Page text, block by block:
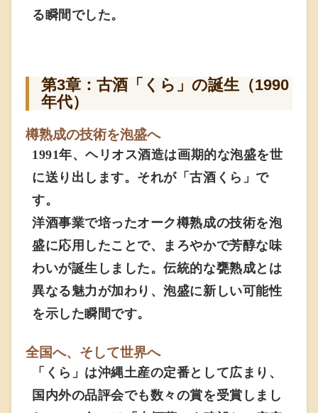
る瞬間でした。
第3章：古酒「くら」の誕生（1990
年代）
樽熟成の技術を泡盛へ
1991年、ヘリオス酒造は画期的な泡盛を世
に送り出します。それが「古酒くら」で
す。
洋酒事業で培ったオーク樽熟成の技術を泡
盛に応用したことで、まろやかで芳醇な味
わいが誕生しました。伝統的な甕熟成とは
異なる魅力が加わり、泡盛に新しい可能性
を示した瞬間です。
全国へ、そして世界へ
「くら」は沖縄土産の定番として広まり、
国内外の品評会でも数々の賞を受賞しまし